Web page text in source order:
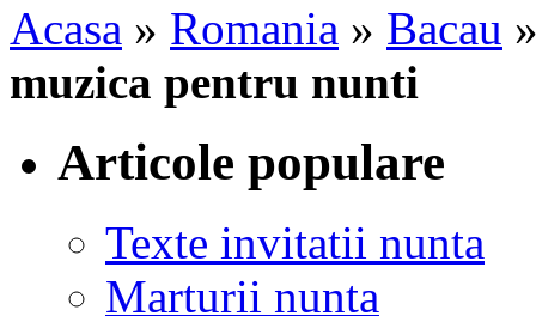
Acasa » Romania » Bacau
muzica pentru nunti
Articole populare
Texte invitatii nunta
Marturii nunta